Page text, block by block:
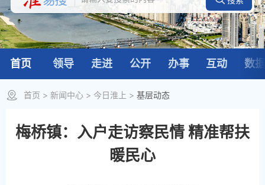
首页 领导 走进 公开 办事 互动 数
首页 > 新闻中心 > 今日淮上 > 基层动态
梅桥镇：入户走访察民情 精准帮扶
暖民心